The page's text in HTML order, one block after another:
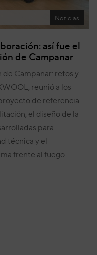
Noticias
así fue el
de Campanar
Campanar: retos y
reunió a los
de referencia
el diseño de la
para
técnica y el
frente al fuego.